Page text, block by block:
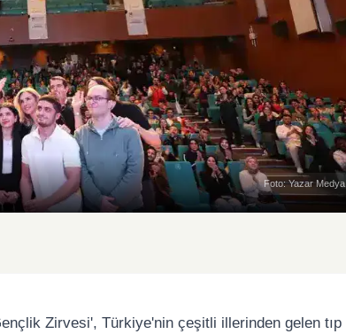
Foto: Yazar Medya
Zirvesi', Türkiye'nin çeşitli illerinden gelen tıp